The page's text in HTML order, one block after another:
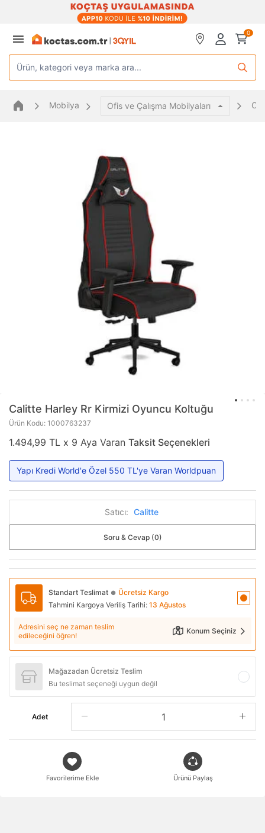
0
Ürün, kategori veya marka ara...
Mobilya Ofis ve Çalışma Mobilyaları
Calitte Harley Rr Kirmizi Oyuncu Koltuğu
Ürün Kodu: 1000763237
1.494,99 TL x 9 Aya Varan Taksit Seçenekleri
Yapı Kredi World'e Özel 550 TL'ye Varan Worldpuan
Satıcı: Calitte
Soru & Cevap (0)
Standart Teslimat ● Ücretsiz Kargo
Tahmini Kargoya Veriliş Tarihi: 13 Ağustos
Adresini seç ne zaman teslim
edileceğini öğren!
Konum Seçiniz
Mağazadan Ücretsiz Teslim
Bu teslimat seçeneği uygun değil
Adet
Favorilerime Ekle Ürünü Paylaş